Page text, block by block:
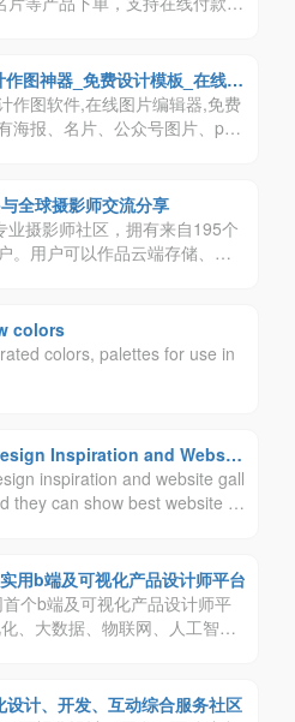
图神器_免费设计模板_在线搞
作图软件,在线图片编辑器,免费
海报、名片、公众号图片、pp
全球摄影师交流分享
摄影师社区，拥有来自195个
。用户可以作品云端存储、参
colors
colors, palettes for use in
Inspiration and Website
inspiration and website gall
they can show best website d
用b端及可视化产品设计师平台
个b端及可视化产品设计师平
、大数据、物联网、人工智能
更有趣！
设计、开发、互动综合服务社区